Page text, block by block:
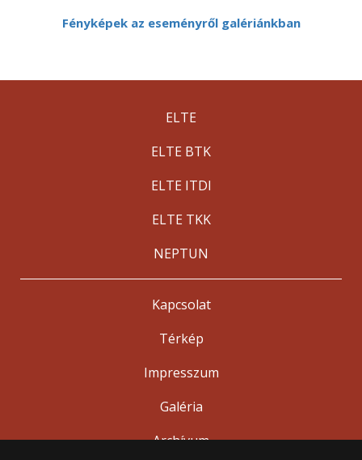
Fényképek az eseményről galériánkban
ELTE
ELTE BTK
ELTE ITDI
ELTE TKK
NEPTUN
Kapcsolat
Térkép
Impresszum
Galéria
Archívum